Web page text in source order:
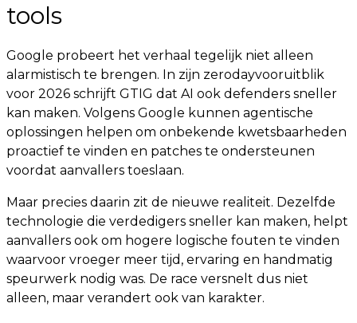
tools
Google probeert het verhaal tegelijk niet alleen
alarmistisch te brengen. In zijn zerodayvooruitblik
voor 2026 schrijft GTIG dat AI ook defenders sneller
kan maken. Volgens Google kunnen agentische
oplossingen helpen om onbekende kwetsbaarheden
proactief te vinden en patches te ondersteunen
voordat aanvallers toeslaan.
Maar precies daarin zit de nieuwe realiteit. Dezelfde
technologie die verdedigers sneller kan maken, helpt
aanvallers ook om hogere logische fouten te vinden
waarvoor vroeger meer tijd, ervaring en handmatig
speurwerk nodig was. De race versnelt dus niet
alleen, maar verandert ook van karakter.